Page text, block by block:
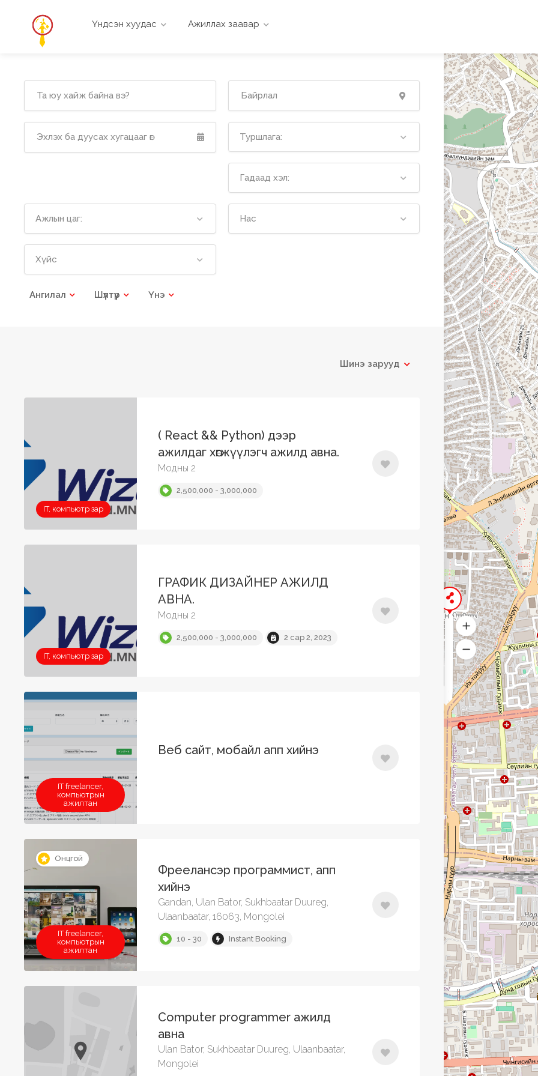
Үндсэн хуудас Ажиллах заавар
Туршлага:
Гадаад хэл:
Ажлын цаг: Нас
Хүйс
Ангилал Шүүлтүүр Үнэ
Шинэ зарууд
IT, компьютр зар
( React && Python) дээр
ажилдаг хөгжүүлэгч ажилд авна.
Модны 2
2,500,000 - 3,000,000
IT, компьютр зар
ГРАФИК ДИЗАЙНЕР АЖИЛД
АВНА.
Модны 2
2,500,000 - 3,000,000 2 сар 2, 2023
IT freelancer,
компьютрын
ажилтан
Веб сайт, мобайл апп хийнэ
Онцгой
IT freelancer,
компьютрын
ажилтан
Фреелансэр программист, апп
хийнэ
Gandan, Ulan Bator, Sukhbaatar Duureg,
Ulaanbaatar, 16063, Mongolei
10 - 30 Instant Booking
Computer programmer ажилд
авна
Ulan Bator, Sukhbaatar Duureg, Ulaanbaatar,
Mongolei